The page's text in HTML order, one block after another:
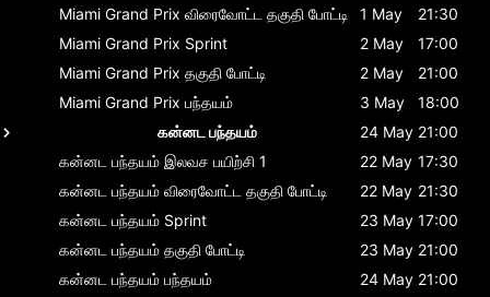
Miami Grand Prix விரைவோட்ட தகுதி போட்டி 1 May
21:30
Miami Grand Prix Sprint 2 May
17:00
Miami Grand Prix தகுதி போட்டி 2 May
21:00
Miami Grand Prix பந்தயம் 3 May
18:00
கன்னட பந்தயம்
24 May 21:00
கன்னட பந்தயம் இலவச பயிற்சி 1 22 May 17:30
கன்னட பந்தயம் விரைவோட்ட தகுதி போட்டி 22 May 21:30
கன்னட பந்தயம் Sprint 23 May 17:00
கன்னட பந்தயம் தகுதி போட்டி 23 May 21:00
கன்னட பந்தயம் பந்தயம் 24 May 21:00